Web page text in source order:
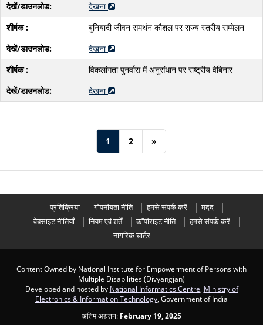
देखना
बुनियादी जीवन समर्थन कौशल पर राज्य स्तरीय सम्मेलन
देखना
विकलांगता पुनर्वास में अनुसंधान पर राष्ट्रीय वेबिनार
देखना
1 2 »
प्रतिक्रिया गोपनीयता नीति हमसे संपर्क करें
मदद
वेबसाइट नीतियाँ
नियम एवं शर्तें कॉपीराइट नीति
हमसे संपर्क करें
नागरिक चार्टर
Content Owned by National Institute for Empowerment of Persons with
Multiple Disabilities (Divyangjan)
Developed and hosted by National Informatics Centre Ministry of
Electronics & Information Technology , Government of India
अंतिम अद्यतन: February 19, 2025